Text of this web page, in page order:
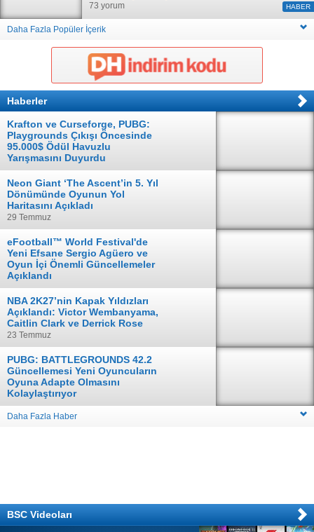
73 yorum HABER
Daha Fazla Popüler İçerik
Haberler
Krafton ve Curseforge, PUBG:
Playgrounds Çıkışı Öncesinde
95.000$ Ödül Havuzlu
Yarışmasını Duyurdu
04 Ağustos
Neon Giant ‘The Ascent’in 5. Yıl
Dönümünde Oyunun Yol
Haritasını Açıkladı
29 Temmuz
eFootball™ World Festival'de
Yeni Efsane Sergio Agüero ve
Oyun İçi Önemli Güncellemeler
Açıklandı
28 Temmuz
NBA 2K27’nin Kapak Yıldızları
Açıklandı: Victor Wembanyama,
Caitlin Clark ve Derrick Rose
23 Temmuz
PUBG: BATTLEGROUNDS 42.2
Güncellemesi Yeni Oyuncuların
Oyuna Adapte Olmasını
Kolaylaştırıyor
16 Temmuz
Daha Fazla Haber
BSC Videoları